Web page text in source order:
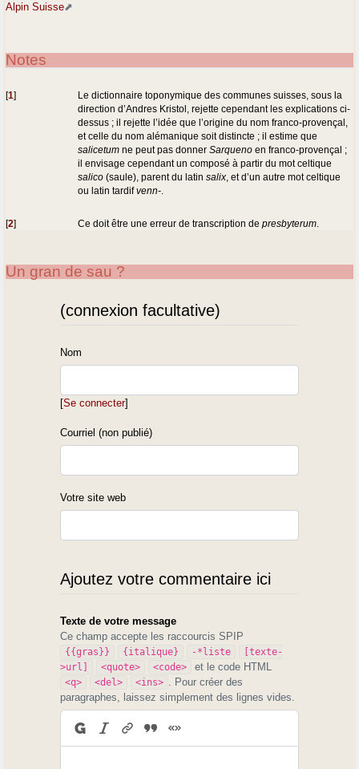
Alpin Suisse
Notes
[1]
Le dictionnaire toponymique des communes suisses, sous la
direction d’Andres Kristol, rejette cependant les explications ci-
dessus ; il rejette l’idée que l’origine du nom franco-provençal,
et celle du nom alémanique soit distincte ; il estime que
salicetum ne peut pas donnerSarqueno en franco-provençal ;
il envisage cependant un composé à partir du mot celtique
salico (saule), parent du latinsalix , et d’un autre mot celtique
ou latin tardifvenn-
[2] Ce doit être une erreur de transcription depresbyterum
Un gran de sau ?
(connexion facultative)
Nom
[Se connecter]
Courriel (non publié)
Votre site web
Ajoutez votre commentaire ici
Texte de votre message
Ce champ accepte les raccourcis SPIP
{{gras}} {italique} -*liste
[texte-
>url]
<quote> <code> et le code HTML
<q> <del> <ins> . Pour créer des
paragraphes, laissez simplement des lignes vides.